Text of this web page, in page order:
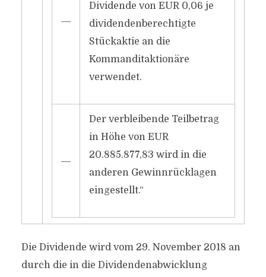
―
Dividende von EUR 0,06 je
dividendenberechtigte
Stückaktie an die
Kommanditaktionäre
verwendet.
―
Der verbleibende Teilbetrag
in Höhe von EUR
20.885.877,83 wird in die
anderen Gewinnrücklagen
eingestellt.“
Die Dividende wird vom 29. November 2018 an
durch die in die Dividendenabwicklung